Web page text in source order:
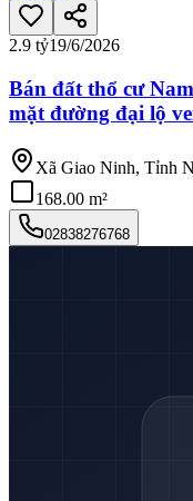
2.9 tỷ19/6/2026
Bán đất thổ cư
mặt đường đại lộ
Xã Giao Ninh, Tỉnh
168.00 m²
02838276768